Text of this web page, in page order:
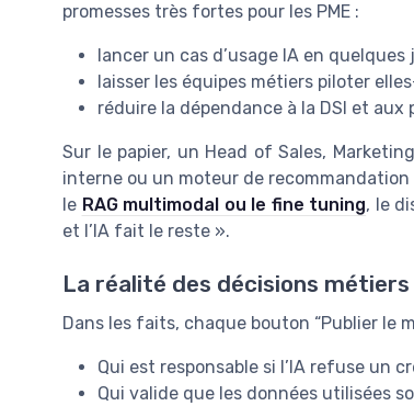
promesses très fortes pour les PME :
lancer un cas d’usage IA en quelques
laisser les équipes métiers piloter
réduire la dépendance à la DSI et
Sur le papier, un Head of Sales,
interne ou un moteur de recommandation
le RAG multimodal ou le fine tuning, le
et l’IA fait le reste ».
La réalité des décisions
Dans les faits, chaque bouton “Publier le
Qui est responsable si l’IA refuse un
Qui valide que les données utilisées